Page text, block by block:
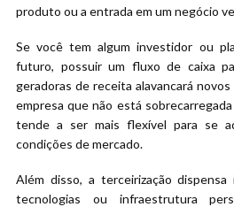
produto ou a entrada em um negócio
Se você tem algum investidor ou
futuro, possuir um fluxo de caixa
geradoras de receita alavancará
empresa que não está
tende a ser mais flexível para se
condições de mercado.
Além disso, a terceirização
tecnologias ou infraestrutura